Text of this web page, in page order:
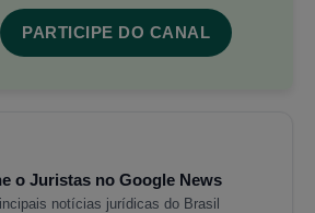
PARTICIPE DO CANAL
o Juristas no Google News
notícias jurídicas do Brasil